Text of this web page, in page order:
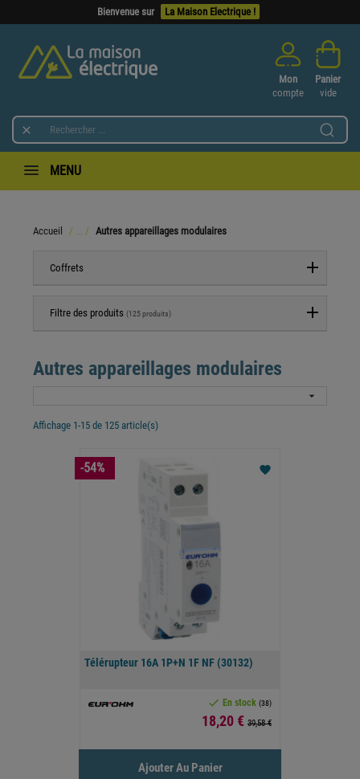
Bienvenue sur La Maison Electrique !

Mon
compte
Panier
vide
MENU
Accueil Autres appareillages modulaires
Coffrets
Filtre des produits (125 produits)
Autres appareillages modulaires

Affichage 1-15 de 125 article(s)
Télérupteur 16A 1P+N 1F NF (30132)
 En stock (38)
Prix
18,20 € 39,58 €
favorite
Ajouter Au Panier
-54%